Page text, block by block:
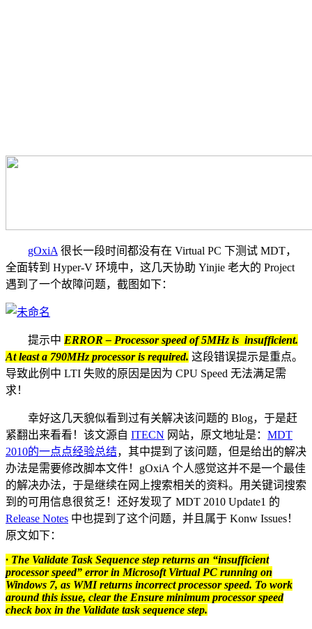
gOxiA很长一段时间都没有在 Virtual PC 下测试 MDT，
全面转到 Hyper-V 环境中，这几天协助 Yinjie 老大的 Project
遇到了一个故障问题，截图如下：
提示中 ERROR – Processor speed of 5MHz is insufficient.
At least a 790MHz processor is required. 这段错误提示是重点。
导致此例中 LTI 失败的原因是因为 CPU Speed 无法满足需
求！
幸好这几天貌似看到过有关解决该问题的 Blog，于是赶
紧翻出来看看！该文源自 ITECN 网站，原文地址是： MDT
2010的一点点经验总结，其中提到了该问题，但是给出的解决
办法是需要修改脚本文件！gOxiA 个人感觉这并不是一个最佳
的解决办法，于是继续在网上搜索相关的资料。用关键词搜索
到的可用信息很贫乏！还好发现了 MDT 2010 Update1 的
Release Notes 中也提到了这个问题，并且属于 Konw Issues！
原文如下：
· The Validate Task Sequence step returns an “insufficient
processor speed” error in Microsoft Virtual PC running on
Windows 7, as WMI returns incorrect processor speed. To work
around this issue, clear the Ensure minimum processor speed
check box in the Validate task sequence step.